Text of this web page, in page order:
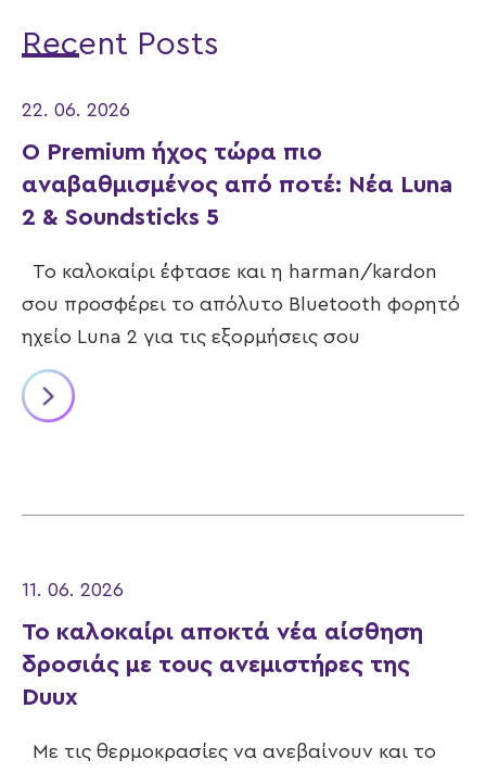
Recent Posts
22. 06. 2026
Ο Premium ήχος τώρα πιο
αναβαθμισμένος από ποτέ: Νέα Luna
2 & Soundsticks 5
Το καλοκαίρι έφτασε και η harman/kardon
σου προσφέρει το απόλυτο Bluetooth φορητό
ηχείο Luna 2 για τις εξορμήσεις σου
11. 06. 2026
Το καλοκαίρι αποκτά νέα αίσθηση
δροσιάς με τους ανεμιστήρες της
Duux
Με τις θερμοκρασίες να ανεβαίνουν και το